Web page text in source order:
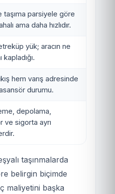
taşıma parsiyele göre
ama daha hızlıdır.
yük; aracın ne
kapladığı.
hem varış adresinde
durumu.
depolama,
ve sigorta ayrı
taşınmalarda
belirgin biçimde
maliyetini başka